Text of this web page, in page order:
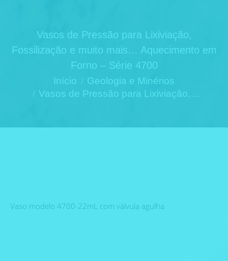
Vasos de Pressão para Lixiviação,
Fossilização e muito mais… Aquecimento em
Forno – Série 4700
Você está aqui:Início
Geologia e Minérios
Vasos de Pressão para Lixiviação,…
Vaso modelo 4700-22mL com válvula agulha